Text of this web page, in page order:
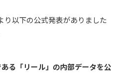
以下の公式発表がありました
る「リール」の内部データを公